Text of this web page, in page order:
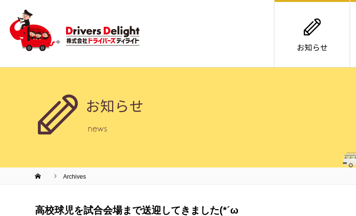
お知らせ
お知らせ
news
Archives
高校球児を試合会場まで送迎してきました(*´ω